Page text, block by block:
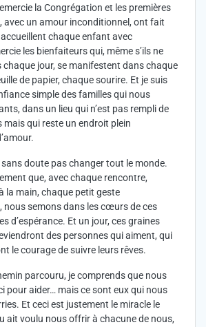
la Congrégation et les premières
avec un amour inconditionnel, ont fait
chaque enfant avec
les bienfaiteurs qui, même s’ils ne
jour, se manifestent dans chaque
de papier, chaque sourire. Et je suis
simple des familles qui nous
dans un lieu qui n’est pas rempli de
mais qui reste un endroit plein
doute pas changer tout le monde.
que, avec chaque rencontre,
la main, chaque petit geste
nous semons dans les cœurs de ces
d’espérance. Et un jour, ces graines
des personnes qui aiment, qui
le courage de suivre leurs rêves.
parcouru, je comprends que nous
pour aider… mais ce sont eux qui nous
Et ceci est justement le miracle le
ait voulu nous offrir à chacune de nous,